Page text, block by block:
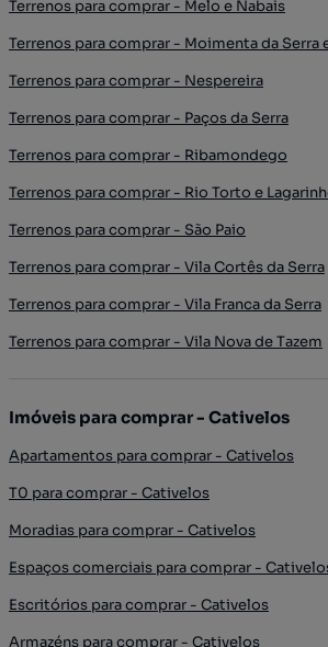
Terrenos para comprar - Melo e Nabais
Terrenos para comprar - Moimenta da Serra
Terrenos para comprar - Nespereira
Terrenos para comprar - Paços da Serra
Terrenos para comprar - Ribamondego
Terrenos para comprar - Rio Torto e
Terrenos para comprar - São Paio
Terrenos para comprar - Vila Cortês da Serra
Terrenos para comprar - Vila Franca da Serra
Terrenos para comprar - Vila Nova de Tazem
Imóveis para comprar - Cativelos
Apartamentos para comprar - Cativelos
T0 para comprar - Cativelos
Moradias para comprar - Cativelos
Espaços comerciais para comprar -
Escritórios para comprar - Cativelos
Armazéns para comprar - Cativelos